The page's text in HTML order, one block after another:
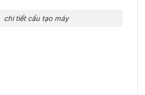
chi tiết cấu tạo máy